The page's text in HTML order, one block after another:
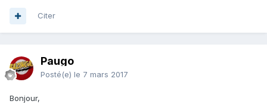
Citer
Paugo
Posté(e) le 7 mars 2017
Bonjour,